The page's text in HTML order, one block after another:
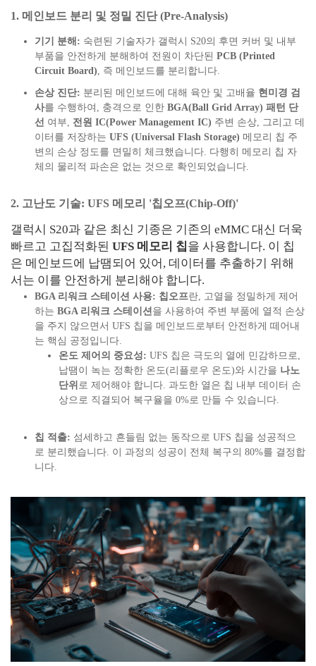
1. 메인보드 분리 및 정밀 진단 (Pre-Analysis)
기기 분해: 숙련된 기술자가 갤럭시 S20의 후면 커버 및 내부
부품을 안전하게 분해하여 전원이 차단된 PCB (Printed
Circuit Board), 즉 메인보드를 분리합니다.
손상 진단: 분리된 메인보드에 대해 육안 및 고배율 현미경 검
사를 수행하여, 충격으로 인한 BGA(Ball Grid Array) 패턴 단
선 여부, 전원 IC(Power Management IC) 주변 손상, 그리고 데
이터를 저장하는 UFS (Universal Flash Storage) 메모리 칩 주
변의 손상 정도를 면밀히 체크했습니다. 다행히 메모리 칩 자
체의 물리적 파손은 없는 것으로 확인되었습니다.
2. 고난도 기술: UFS 메모리 '칩오프(Chip-Off)'
갤럭시 S20과 같은 최신 기종은 기존의 eMMC 대신 더욱
빠르고 고집적화된 UFS 메모리 칩을 사용합니다. 이 칩
은 메인보드에 납땜되어 있어, 데이터를 추출하기 위해
서는 이를 안전하게 분리해야 합니다.
BGA 리워크 스테이션 사용: 칩오프란, 고열을 정밀하게 제어
하는 BGA 리워크 스테이션을 사용하여 주변 부품에 열적 손상
을 주지 않으면서 UFS 칩을 메인보드로부터 안전하게 떼어내
는 핵심 공정입니다.
온도 제어의 중요성: UFS 칩은 극도의 열에 민감하므로,
납땜이 녹는 정확한 온도(리플로우 온도)와 시간을 나노
단위 로 제어해야 합니다. 과도한 열은 칩 내부 데이터 손
상으로 직결되어 복구율을 0%로 만들 수 있습니다.
칩 적출: 섬세하고 흔들림 없는 동작으로 UFS 칩을 성공적으
로 분리했습니다. 이 과정의 성공이 전체 복구의 80%를 결정합
니다.